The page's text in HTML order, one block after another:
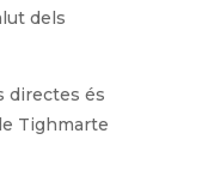
dels
directes és
Tighmarte